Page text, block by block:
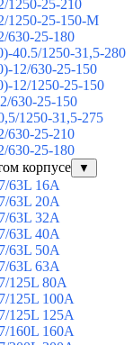
1250-25-210
1250-25-150-М
630-25-180
40.5/1250-31,5-280
12/630-25-150
12/1250-25-150
630-25-150
1250-31,5-275
630-25-210
630-25-180
корпусе
▼
63L 16A
63L 20A
63L 32A
63L 40A
63L 50A
63L 63A
125L 80A
125L 100A
125L 125A
160L 160A